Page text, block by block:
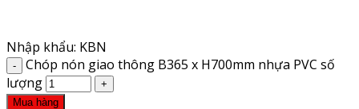
Nhập khẩu: KBN
Chóp nón giao thông B365 x H700mm nhựa PVC số
lượng
Mua hàng